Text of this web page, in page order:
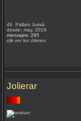
46 Pallars Jussà
desde: may, 2019
mensajes: 285
clik ver los últimos
Jolierar